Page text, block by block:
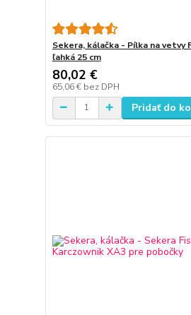
Sekera, kálačka - Pílka na vetvy
ľahká 25 cm
80,02 €
65,06 € bez DPH
Pridať do